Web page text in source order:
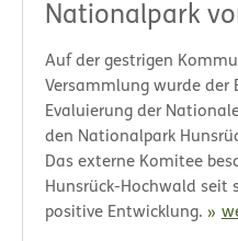
Nationalpark
Auf der gestrigen
Versammlung wurde der
Evaluierung der
den Nationalpark
Das externe Komitee
Hunsrück-Hochwald seit
positive Entwicklung.